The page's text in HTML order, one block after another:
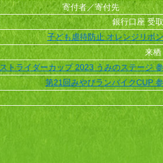
寄付者／寄付先
銀行口座 受
子ども虐待防止 オレンジリボ
来栖
ストライダーカップ 2023 うみのステージ
第21回みやびランバイクCUP